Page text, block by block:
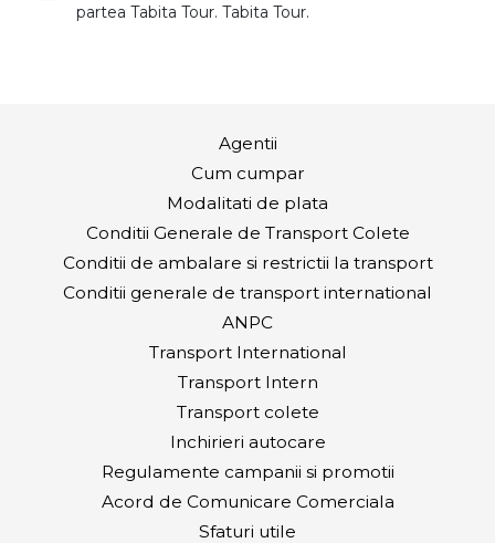
partea Tabita Tour. Tabita Tour.
Agentii
Cum cumpar
Modalitati de plata
Conditii Generale de Transport Colete
Conditii de ambalare si restrictii la transport
Conditii generale de transport international
ANPC
Transport International
Transport Intern
Transport colete
Inchirieri autocare
Regulamente campanii si promotii
Acord de Comunicare Comerciala
Sfaturi utile